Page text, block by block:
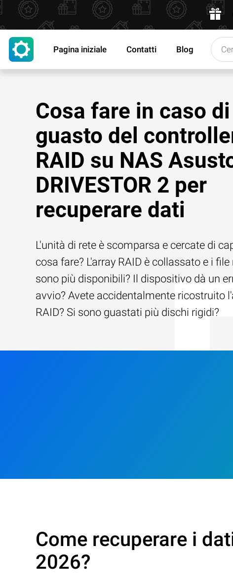
Pagina iniziale Contatti Blog
Cosa fare in caso di
guasto del
RAID su NAS
DRIVESTOR 2 per
recuperare dati
L'unità di rete è scomparsa e cercate di
cosa fare? L'array RAID è collassato e i file
sono più disponibili? Il dispositivo dà un
avvio? Avete accidentalmente ricostruito
RAID? Si sono guastati più dischi rigidi?
Come recuperare i
2026?